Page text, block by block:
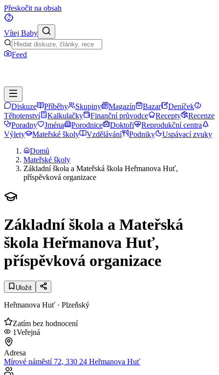
Přeskočit na obsah
Vítej Baby
Feed
Diskuze Příběhy Skupiny Magazín Bazar
Deníček
Těhotenství
Kalkulačky Finanční průvodce Recepty
Recenze
Poradny
Jména Porodnice Doktoři
Reprodukční centra
Výlety
Mateřské školy Vzdělávání Podniky
Uspávací zvuky
Domů
Mateřské školy
Základní škola a Mateřská škola Heřmanova Huť,
příspěvková organizace
Základní škola a Mateřská
škola Heřmanova Huť,
příspěvková organizace
Uložit
Heřmanova Huť · Plzeňský
Zatím bez hodnocení
1Veřejná
Adresa
Mírové náměstí 72, 330 24 Heřmanova Huť